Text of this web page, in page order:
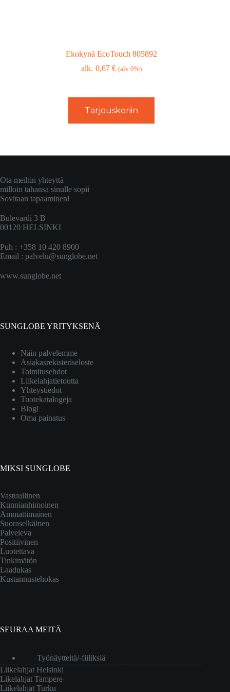
Ekokynä EcoTouch 805892
0,67€ (alv 0%)
Tarjouskoriin
Ota meihin yhteyttä
milloin tahansa sinulle sopii
Sovitaan tapaaminen!
Bulevardi 3 B
00120 HELSINKI
Puh : +358 10 420 8900
Email : palvelu@sunglobe.net
www.sunglobe.net
SUNGLOBE YRITYKSENÄ
Näin palvelemme
Asiakasrekisteriseloste
Toimitusehdot
Liikelahjatietoutta
Yhteystiedot
Tuotekatalogeja
Blogi
Oma painatus
MIKSI SUNGLOBE
Vastuullinen
Kunnianhimoinen
Ammattimainen
Suoraselkäinen
Palveleva
Positiivinen
Luotettava
Tinkimätön
Laadukas
Kustannustehokas
SEURAA MEITÄ
Työnäytteitä/-fiiliksiä
Liikelahjat Helsinki
Likelahjat Tampere
Liikelahjat Turku